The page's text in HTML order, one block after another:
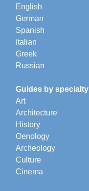
English
German
Spanish
Italian
Greek
Russian
Guides by specialty
Art
Architecture
History
Oenology
Archeology
Culture
Cinema